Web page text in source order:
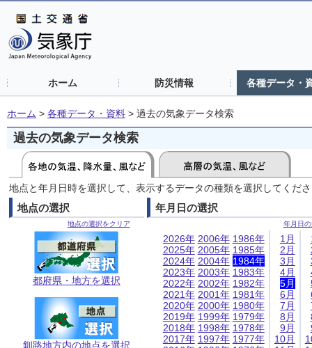
ホーム 防災情報 各種データ・
ホーム > 各種データ・資料 > 過去の気象データ検索
過去の気象データ検索
地点と年月日時を選択して、表示するデータの種類を選択してくだ
地点の選択
地点の選択をクリア
都府県・地方を選択
釧路地方内の地点を選択
年月日の選択
年月日
2026年
2025年
2024年
2023年
2022年
2021年
2020年
2019年
2018年
2017年
2006年
2005年
2004年
2003年
2002年
2001年
2000年
1999年
1998年
1997年
1986年
1985年
1984年
1983年
1982年
1981年
1980年
1979年
1978年
1977年
1月
2月
3月
4月
5月
6月
7月
8月
9月
10月